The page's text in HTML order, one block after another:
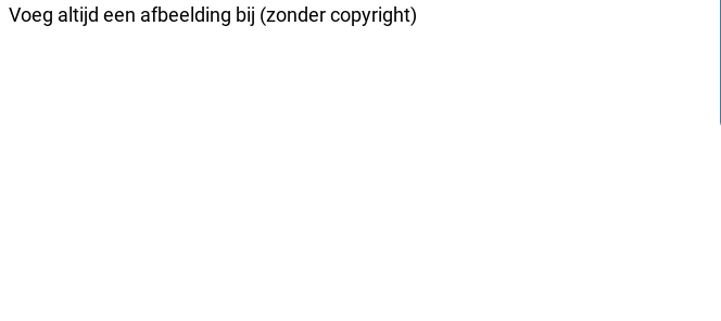
Voeg altijd een afbeelding bij (zonder copyright)